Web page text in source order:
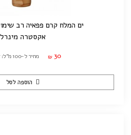
ים המלח קרם פפאיה רב שימושי |
אקסטרה מינרל
₪ 30 מחיר ל-100 מ"ל: ₪16.67
הוספה לסל